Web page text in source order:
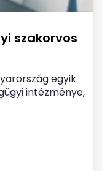
szakorvos
egyik
intézménye,